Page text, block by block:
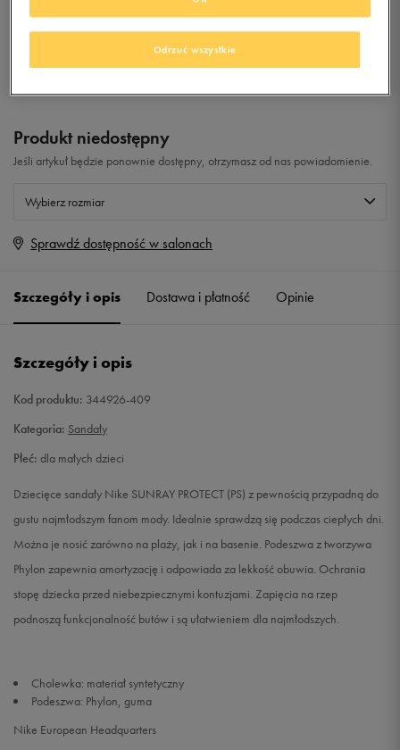
99,99złz Vat
KLUBIE 50 STYLE
Produkt niedostępny
Jeśli artykuł będzie ponownie dostępny, otrzymasz od nas powiadomienie.
Wybierz rozmiar
Rozmiary EU
32 20 cm
35 22 cm Powiadom o dostępności
Sprawdź dostępność w salonach
Szczegóły i opis Dostawa i płatność Opinie
Szczegóły i opis
Kod produktu: 344926-409
Kategoria: Sandały
Płeć: dla małych dzieci
Dziecięce sandały Nike SUNRAY PROTECT (PS) z pewnością przypadną do
gustu najmłodszym fanom mody. Idealnie sprawdzą się podczas ciepłych dni.
Można je nosić zarówno na plaży, jak i na basenie. Podeszwa z tworzywa
Phylon zapewnia amortyzację i odpowiada za lekkość obuwia. Ochrania
stopę dziecka przed niebezpiecznymi kontuzjami. Zapięcia na rzep
podnoszą funkcjonalność butów i są ułatwieniem dla najmłodszych.
Cholewka: materiał syntetyczny
Podeszwa: Phylon, guma
Nike European Headquarters
Odrzuć wszystkie